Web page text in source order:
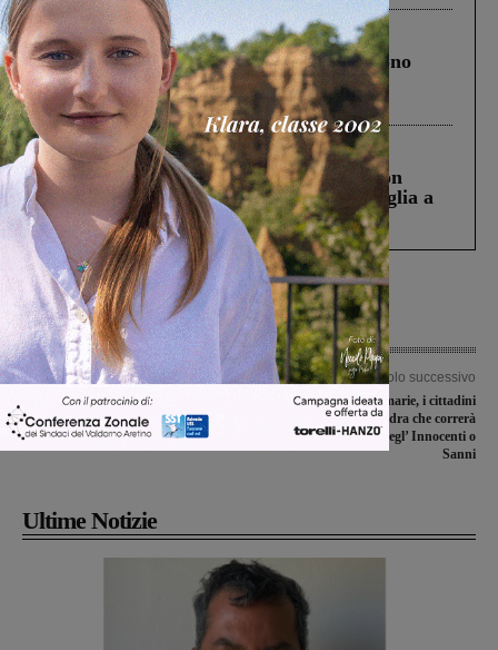
Cronaca 4 Agosto 2026
Un anno fa la strage in A1 in cui morirono
Gianni, Giulia e Franco. Lo schianto, il
processo, lo stop ai sorpassi fra tir....
Cronaca 3 Agosto 2026
Scomparso da una struttura di Castiglion
Fiorentino l’uomo che aveva ucciso la figlia a
Levane nel 2020
Articolo precedente
Frenata Sangiovannese, il San Donato
ringrazia e vola in serie D
Articolo successivo
Terminate le primarie, i cittadini
hanno scelto la squadra che correrà
insieme a Leonardo Degl’ Innocenti o
Sanni
Ultime Notizie